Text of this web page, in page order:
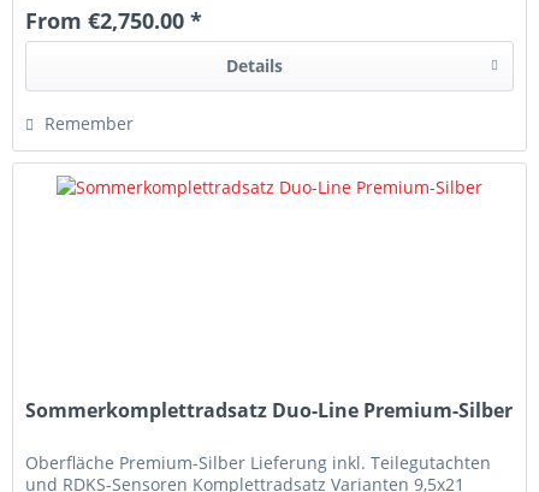
From €2,750.00 *
Details
Remember
Sommerkomplettradsatz Duo-Line Premium-Silber
Oberfläche Premium-Silber Lieferung inkl. Teilegutachten
und RDKS-Sensoren Komplettradsatz Varianten 9,5x21